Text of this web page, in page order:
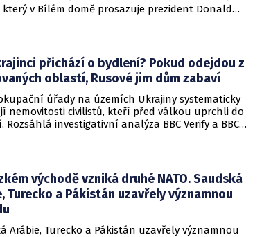
v Bílém domě prosazuje prezident Donald
přichází o bydlení? Pokud odejdou z
oblastí, Rusové jim dům zabaví
úřady na územích Ukrajiny systematicky
nemovitosti civilistů, kteří před válkou uprchli do
Rozsáhlá investigativní analýza BBC Verify a BBC
východě vzniká druhé NATO. Saudská
Turecko a Pákistán uzavřely významnou
Arábie, Turecko a Pákistán uzavřely významnou